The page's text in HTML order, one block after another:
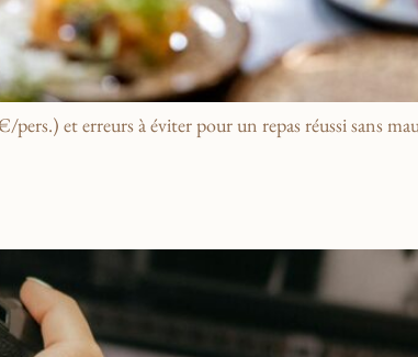
et erreurs à éviter pour un repas réussi sans